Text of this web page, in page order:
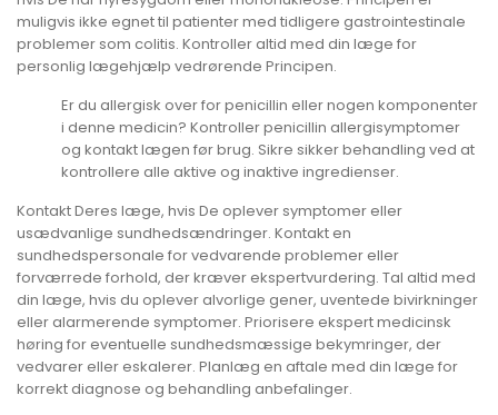
muligvis ikke egnet til patienter med tidligere gastrointestinale
problemer som colitis. Kontroller altid med din læge for
personlig lægehjælp vedrørende Principen.
Er du allergisk over for penicillin eller nogen komponenter
i denne medicin? Kontroller penicillin allergisymptomer
og kontakt lægen før brug. Sikre sikker behandling ved at
kontrollere alle aktive og inaktive ingredienser.
Kontakt Deres læge, hvis De oplever symptomer eller
usædvanlige sundhedsændringer. Kontakt en
sundhedspersonale for vedvarende problemer eller
forværrede forhold, der kræver ekspertvurdering. Tal altid med
din læge, hvis du oplever alvorlige gener, uventede bivirkninger
eller alarmerende symptomer. Priorisere ekspert medicinsk
høring for eventuelle sundhedsmæssige bekymringer, der
vedvarer eller eskalerer. Planlæg en aftale med din læge for
korrekt diagnose og behandling anbefalinger.